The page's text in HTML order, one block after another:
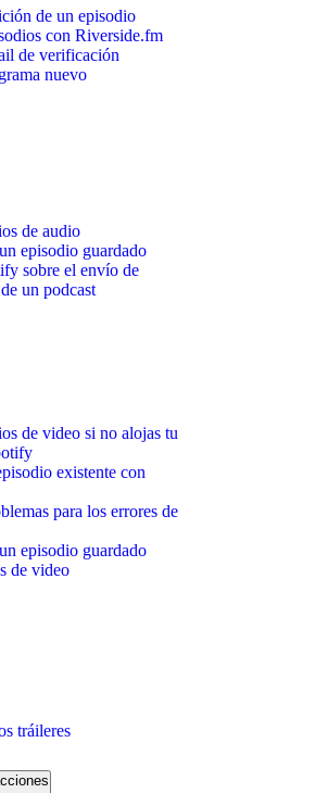
de un episodio
con Riverside.fm
de verificación
nuevo
de audio
episodio guardado
sobre el envío de
un podcast
de video si no alojas tu
existente con
para los errores de
episodio guardado
de video
tráileres